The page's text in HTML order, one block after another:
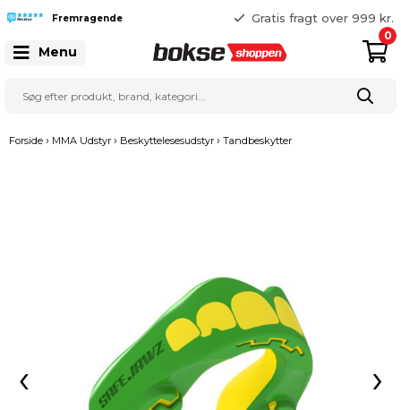
Gratis fragt over 999 kr.
25 127 127
Fremragende
Menu
0
Forside › MMA Udstyr › Beskyttelesesudstyr › Tandbeskytter
‹ ›